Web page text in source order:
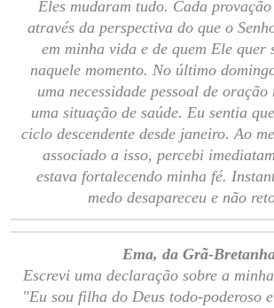
Eles mudaram tudo. Cada
através da perspectiva do que o
em minha vida e de quem Ele quer
naquele momento. No último
uma necessidade pessoal de
uma situação de saúde. Eu sentia
ciclo descendente desde janeiro. Ao
associado a isso, percebi
estava fortalecendo minha fé.
medo desapareceu e não
Ema, da Grã-
Escrevi uma declaração sobre a
"Eu sou filha do Deus todo-poderoso